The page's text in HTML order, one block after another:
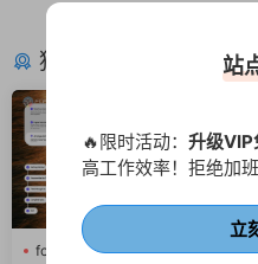
猜你喜欢
fcpx字幕 商务风 网络
站
🔥限时活动： 升级VIP
高工作效率！拒绝加班
立